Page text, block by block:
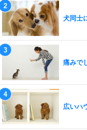
犬同士
痛みで
広いハ